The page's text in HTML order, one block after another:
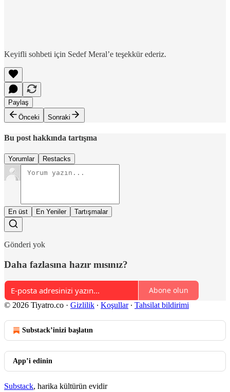
Keyifli sohbeti için Sedef Meral’e teşekkür ederiz.
Paylaş
Önceki
Sonraki
Bu post hakkında tartışma
Yorumlar Restacks
En üst En Yeniler Tartışmalar
Gönderi yok
Daha fazlasına hazır mısınız?
Abone olun
© 2026 Tiyatro.co · Gizlilik ∙ Koşullar∙ Tahsilat bildirimi
Substack’inizi başlatın
App’i edinin
Substack, harika kültürün evidir